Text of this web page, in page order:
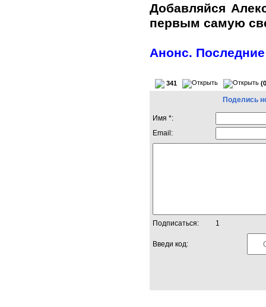
Добавляйся
первым самую
Анонс.
341
Поделись
Имя *:
Email:
Подписаться: 1
Введи код: